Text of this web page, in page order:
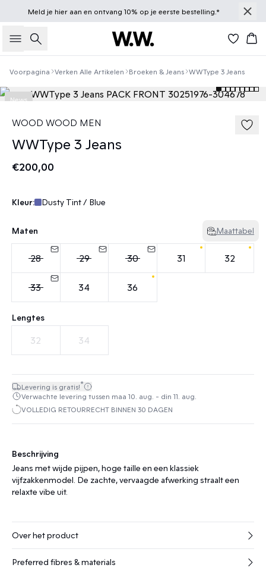
Meld je hieraan en ontvang 10% op je eerste bestelling.*
Zoeken
Voorpagina Verken Alle Artikelen Broeken & Jeans WWType 3 Jeans
News
WOOD WOOD MEN
WWType 3 Jeans
€200,00
Kleur: Dusty Tint / Blue
Maten Maattabel
28 29 30 31 32
33 34 36
Lengtes
32 34
Levering is gratis!*
Verwachte levering tussen maa 10. aug. - din 11. aug.
VOLLEDIG RETOURRECHT BINNEN 30 DAGEN
Beschrijving
Jeans met wijde pijpen, hoge taille en een klassiek
vijfzakkenmodel. De zachte, vervaagde afwerking straalt een
relaxte vibe uit.
Over het product
Preferred fibres & materials